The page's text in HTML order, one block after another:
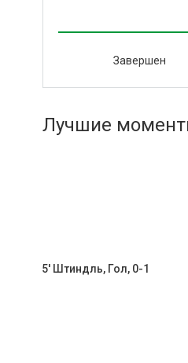
Завершен
Лучшие
5' Штиндль, Гол, 0-1